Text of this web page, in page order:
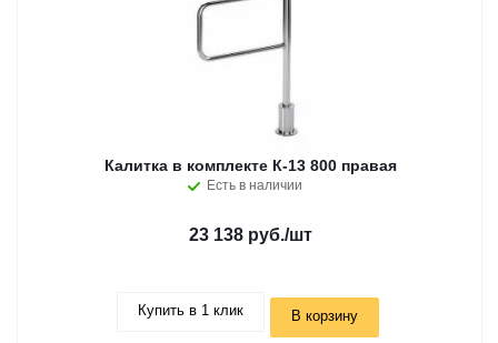
Калитка в комплекте К-13 800 правая
Есть в наличии
23 138 руб./шт
Купить в 1 клик В корзину